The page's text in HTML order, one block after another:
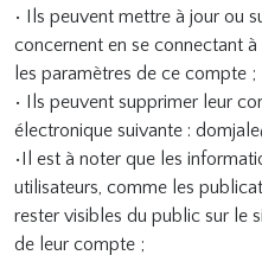
• Ils peuvent mettre à jour ou
concernent en se connectant
les paramètres de ce compte ;
• Ils peuvent supprimer leur
électronique suivante :
•Il est à noter que les
utilisateurs, comme les
rester visibles du public sur le
de leur compte ;